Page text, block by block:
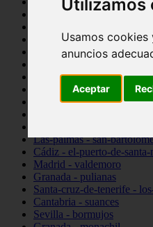
Utilizamos
Usamos
anuncios
Aceptar
Córdoba - córdoba
Barcelona - barcelona
Ciudad-real - montiel
Santa-cruz-de-tenerife -
La-rioja - casalarreina
Almería - roquetas-de-mar
Madrid - pozuelo-de-
Las-palmas - san-
Cádiz - el-puerto-de-santa-
Madrid - valdemoro
Granada - pulianas
Santa-cruz-de-tenerife -
Cantabria - suances
Sevilla - bormujos